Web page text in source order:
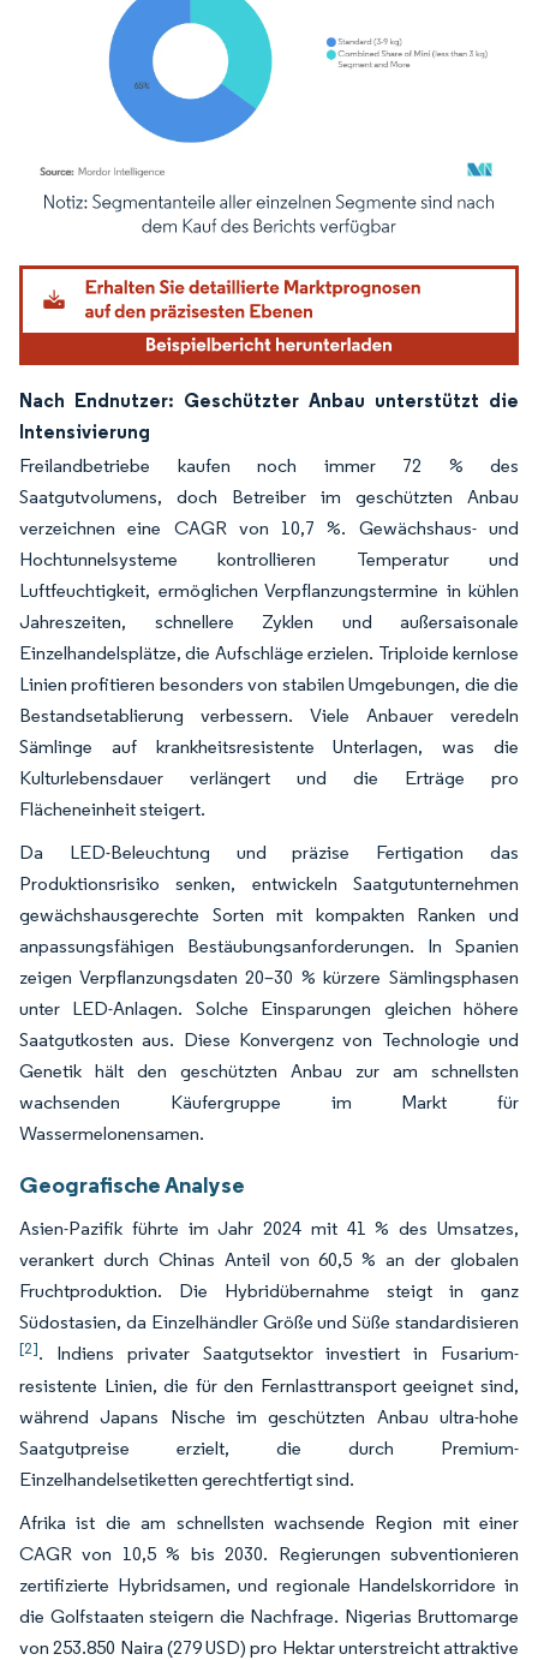
Bild © Mordor Intelligence. Wiederverwendung erfordert Namensnennung
Nach Endnutzer: Geschützter Anbau unterstützt die
Intensivierung
Freilandbetriebe kaufen noch immer 72 % des
Saatgutvolumens, doch Betreiber im geschützten Anbau
verzeichnen eine CAGR von 10,7 %. Gewächshaus- und
Hochtunnelsysteme kontrollieren Temperatur und
Luftfeuchtigkeit, ermöglichen Verpflanzungstermine in kühlen
Jahreszeiten, schnellere Zyklen und außersaisonale
Einzelhandelsplätze, die Aufschläge erzielen. Triploide kernlose
Linien profitieren besonders von stabilen Umgebungen, die die
Bestandsetablierung verbessern. Viele Anbauer veredeln
Sämlinge auf krankheitsresistente Unterlagen, was die
Kulturlebensdauer verlängert und die Erträge pro
Flächeneinheit steigert.
Da LED-Beleuchtung und präzise Fertigation das
Produktionsrisiko senken, entwickeln Saatgutunternehmen
gewächshausgerechte Sorten mit kompakten Ranken und
anpassungsfähigen Bestäubungsanforderungen. In Spanien
zeigen Verpflanzungsdaten 20–30 % kürzere Sämlingsphasen
unter LED-Anlagen. Solche Einsparungen gleichen höhere
Saatgutkosten aus. Diese Konvergenz von Technologie und
Genetik hält den geschützten Anbau zur am schnellsten
wachsenden Käufergruppe im Markt für
Wassermelonensamen.
Geografische Analyse
Asien-Pazifik führte im Jahr 2024 mit 41 % des Umsatzes,
verankert durch Chinas Anteil von 60,5 % an der globalen
Fruchtproduktion. Die Hybridübernahme steigt in ganz
Südostasien, da Einzelhändler Größe und Süße standardisieren
[2]. Indiens privater Saatgutsektor investiert in Fusarium-
resistente Linien, die für den Fernlasttransport geeignet sind,
während Japans Nische im geschützten Anbau ultra-hohe
Saatgutpreise erzielt, die durch Premium-
Einzelhandelsetiketten gerechtfertigt sind.
Afrika ist die am schnellsten wachsende Region mit einer
CAGR von 10,5 % bis 2030. Regierungen subventionieren
zertifizierte Hybridsamen, und regionale Handelskorridore in
die Golfstaaten steigern die Nachfrage. Nigerias Bruttomarge
von 253.850 Naira (279 USD) pro Hektar unterstreicht attraktive